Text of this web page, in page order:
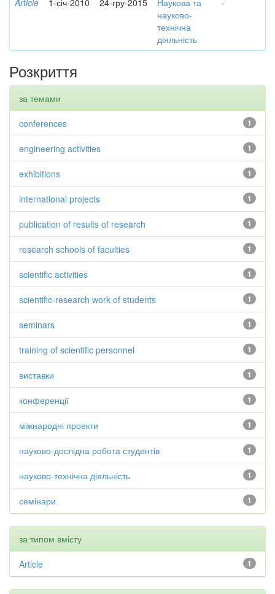
Article 1-січ-2010 24-гру-2015
Наукова та
науково-
технічна
діяльність
-
Розкриття
за темами
1
conferences
1
engineering activities
1
exhibitions
1
international projects
1
publication of results of research
1
research schools of faculties
1
scientific activities
1
scientific-research work of students
1
seminars
1
training of scientific personnel
1
виставки
1
конференції
1
міжнародні проекти
1
науково-дослідна робота студентів
1
науково-технічна діяльність
1
семінари
за типом вмісту
1
Article